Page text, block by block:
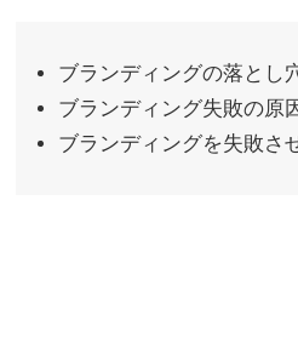
ブランディングの落とし
ブランディング失敗の原
ブランディングを失敗さ